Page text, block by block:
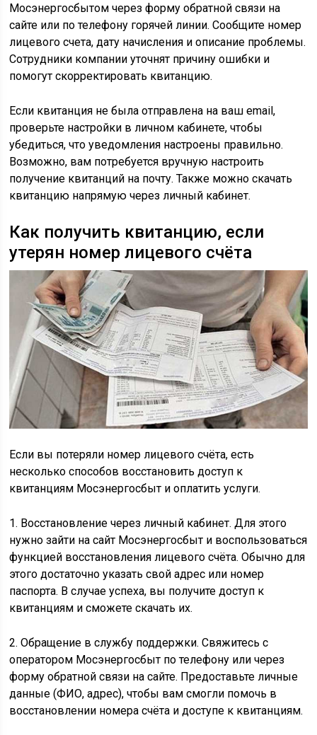
Мосэнергосбытом через форму обратной связи на
сайте или по телефону горячей линии. Сообщите номер
лицевого счета, дату начисления и описание проблемы.
Сотрудники компании уточнят причину ошибки и
помогут скорректировать квитанцию.
Если квитанция не была отправлена на ваш email,
проверьте настройки в личном кабинете, чтобы
убедиться, что уведомления настроены правильно.
Возможно, вам потребуется вручную настроить
получение квитанций на почту. Также можно скачать
квитанцию напрямую через личный кабинет.
Как получить квитанцию, если
утерян номер лицевого счёта
Если вы потеряли номер лицевого счёта, есть
несколько способов восстановить доступ к
квитанциям Мосэнергосбыт и оплатить услуги.
1. Восстановление через личный кабинет. Для этого
нужно зайти на сайт Мосэнергосбыт и воспользоваться
функцией восстановления лицевого счёта. Обычно для
этого достаточно указать свой адрес или номер
паспорта. В случае успеха, вы получите доступ к
квитанциям и сможете скачать их.
2. Обращение в службу поддержки. Свяжитесь с
оператором Мосэнергосбыт по телефону или через
форму обратной связи на сайте. Предоставьте личные
данные (ФИО, адрес), чтобы вам смогли помочь в
восстановлении номера счёта и доступе к квитанциям.